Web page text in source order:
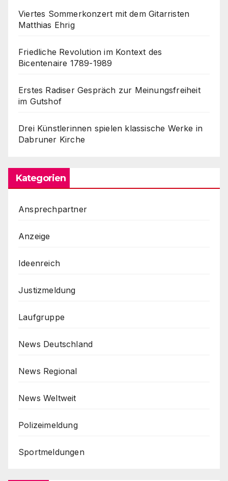
Viertes Sommerkonzert mit dem Gitarristen
Matthias Ehrig
Friedliche Revolution im Kontext des
Bicentenaire 1789-1989
Erstes Radiser Gespräch zur Meinungsfreiheit
im Gutshof
Drei Künstlerinnen spielen klassische Werke in
Dabruner Kirche
Kategorien
Ansprechpartner
Anzeige
Ideenreich
Justizmeldung
Laufgruppe
News Deutschland
News Regional
News Weltweit
Polizeimeldung
Sportmeldungen